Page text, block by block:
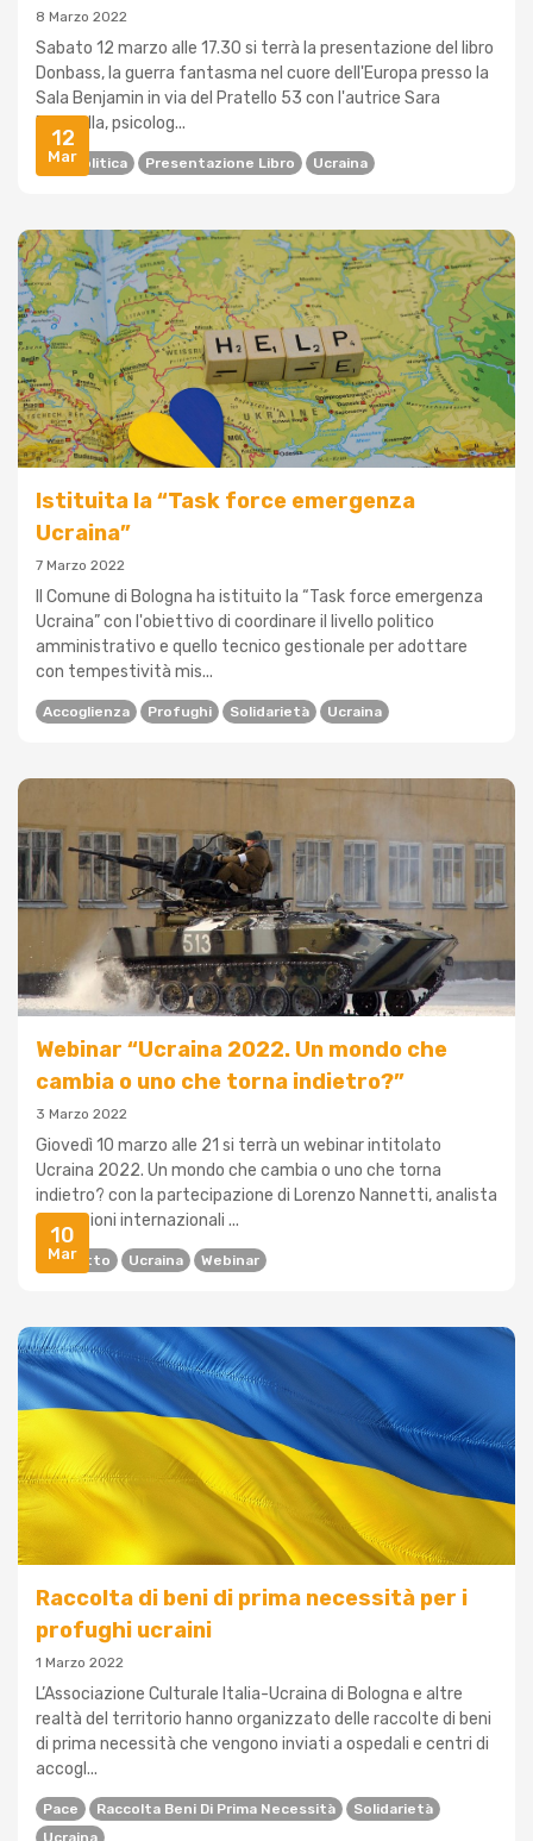
12
Mar
8 Marzo 2022
Sabato 12 marzo alle 17.30 si terrà la presentazione del libro
Donbass, la guerra fantasma nel cuore dell'Europa presso la
Sala Benjamin in via del Pratello 53 con l'autrice Sara
Reginella, psicolog...
Geopolitica Presentazione Libro Ucraina
Istituita la “Task force emergenza
Ucraina”
7 Marzo 2022
Il Comune di Bologna ha istituito la “Task force emergenza
Ucraina” con l'obiettivo di coordinare il livello politico
amministrativo e quello tecnico gestionale per adottare
con tempestività mis...
Accoglienza Profughi Solidarietà Ucraina
10
Mar
Webinar “Ucraina 2022. Un mondo che
cambia o uno che torna indietro?”
3 Marzo 2022
Giovedì 10 marzo alle 21 si terrà un webinar intitolato
Ucraina 2022. Un mondo che cambia o uno che torna
indietro? con la partecipazione di Lorenzo Nannetti, analista
di relazioni internazionali ...
Conflitto Ucraina Webinar
Raccolta di beni di prima necessità per i
profughi ucraini
1 Marzo 2022
L’Associazione Culturale Italia-Ucraina di Bologna e altre
realtà del territorio hanno organizzato delle raccolte di beni
di prima necessità che vengono inviati a ospedali e centri di
accogl...
Pace Raccolta Beni Di Prima Necessità
Solidarietà